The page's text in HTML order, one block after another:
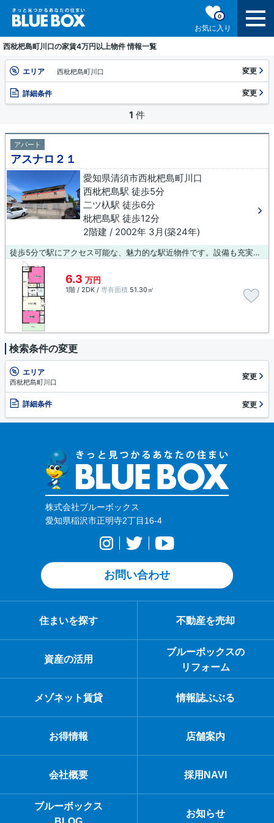
お気に入り
0
西枇杷島町川口の家賃4万円以上物件 情報一覧
エリア 西枇杷島町川口 変更
詳細条件 変更
1 件
アパート
アスナロ２１
愛知県清須市西枇杷島町川口
西枇杷島駅 徒歩5分
二ツ杁駅 徒歩6分
枇杷島駅 徒歩12分
2階建 / 2002年 3月(築24年)
徒歩5分で駅にアクセス可能な、魅力的な駅近物件です。設備も充実していて住みやすい、魅力が詰まったアパートです。清須市の西枇杷島周辺が物件探しにベストです。ご質問等は、0587-23-0015からブルーボックス 稲沢支店までいつでもどうぞお問い合わせください。
6.3 万円
1階 / 2DK / 専有面積 51.30㎡
検索条件の変更
エリア
西枇杷島町川口
変更
詳細条件 変更
株式会社ブルーボックス
愛知県稲沢市正明寺2丁目16-4
お問い合わせ
住まいを探す 不動産を売却
資産の活用
ブルーボックスの
リフォーム
メゾネット賃貸 情報誌ぶぶる
お得情報 店舗案内
会社概要 採用NAVI
ブルーボックス
お知らせ